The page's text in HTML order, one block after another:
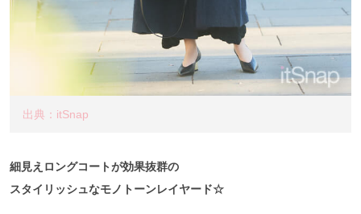
出典：itSnap
細見えロングコートが効果抜群の
スタイリッシュなモノトーンレイヤード☆